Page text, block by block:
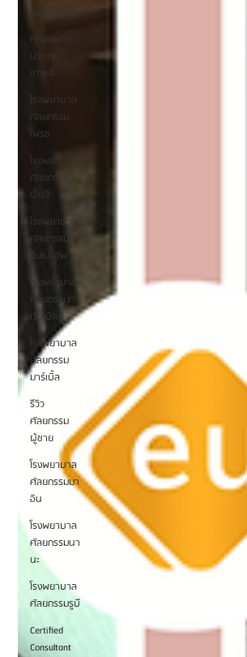
Beauty Blog
ศัลยแพทย์
ประเทศ
เกาหลี
โรงพยาบาล
ศัลยกรรม
เฟรช
โรงพยาบาล
ศัลยกรรมจี
เอ็นจี
โรงพยาบาล
ศัลยกรรม
อิมเมจอัพ
โรงพยาบาล
ศัลยกรรมเจ
ดับเบิลยู
โรงพยาบาล
ศัลยกรรม
มาร์เบิ้ล
รีวิว
ศัลยกรรม
ผู้ชาย
โรงพยาบาล
ศัลยกรรมมา
อิน
โรงพยาบาล
ศัลยกรรมนา
นะ
โรงพยาบาล
ศัลยกรรมรูบี
Certified
Consultant